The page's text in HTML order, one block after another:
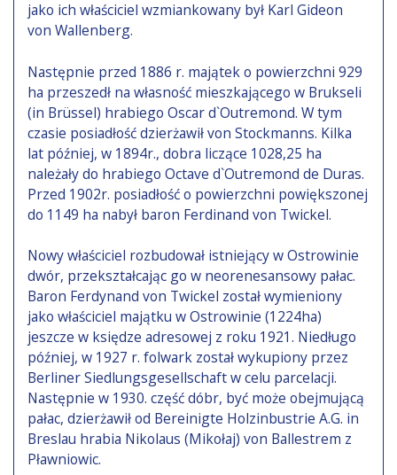
jako ich właściciel wzmiankowany był Karl Gideon
von Wallenberg.
Następnie przed 1886 r. majątek o powierzchni 929
ha przeszedł na własność mieszkającego w Brukseli
(in Brüssel) hrabiego Oscar d`Outremond. W tym
czasie posiadłość dzierżawił von Stockmanns. Kilka
lat później, w 1894r., dobra liczące 1028,25 ha
należały do hrabiego Octave d`Outremond de Duras.
Przed 1902r. posiadłość o powierzchni powiększonej
do 1149 ha nabył baron Ferdinand von Twickel.
Nowy właściciel rozbudował istniejący w Ostrowinie
dwór, przekształcając go w neorenesansowy pałac.
Baron Ferdynand von Twickel został wymieniony
jako właściciel majątku w Ostrowinie (1224ha)
jeszcze w księdze adresowej z roku 1921. Niedługo
później, w 1927 r. folwark został wykupiony przez
Berliner Siedlungsgesellschaft w celu parcelacji.
Następnie w 1930. część dóbr, być może obejmującą
pałac, dzierżawił od Bereinigte Holzinbustrie A.G. in
Breslau hrabia Nikolaus (Mikołaj) von Ballestrem z
Pławniowic.